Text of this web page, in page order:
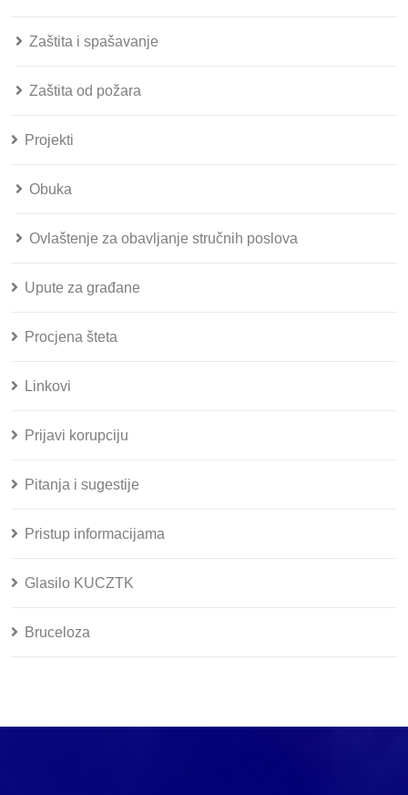
Zaštita i spašavanje
Zaštita od požara
Projekti
Obuka
Ovlaštenje za obavljanje stručnih poslova
Upute za građane
Procjena šteta
Linkovi
Prijavi korupciju
Pitanja i sugestije
Pristup informacijama
Glasilo KUCZTK
Bruceloza